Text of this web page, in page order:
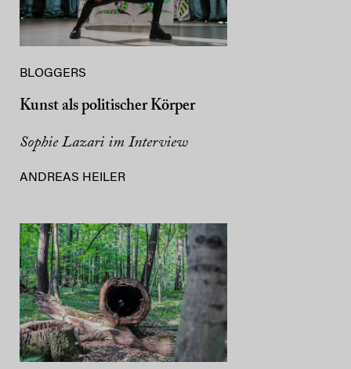
BLOGGERS
Kunst als politischer Körper
Sophie Lazari im Interview
ANDREAS HEILER